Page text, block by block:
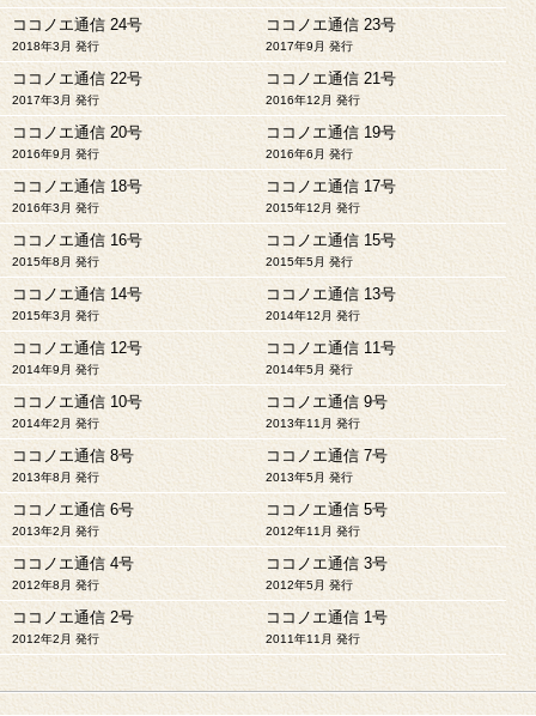
ココノエ通信 24号
2018年3月 発行
ココノエ通信 23号
2017年9月 発行
ココノエ通信 22号
2017年3月 発行
ココノエ通信 21号
2016年12月 発行
ココノエ通信 20号
2016年9月 発行
ココノエ通信 19号
2016年6月 発行
ココノエ通信 18号
2016年3月 発行
ココノエ通信 17号
2015年12月 発行
ココノエ通信 16号
2015年8月 発行
ココノエ通信 15号
2015年5月 発行
ココノエ通信 14号
2015年3月 発行
ココノエ通信 13号
2014年12月 発行
ココノエ通信 12号
2014年9月 発行
ココノエ通信 11号
2014年5月 発行
ココノエ通信 10号
2014年2月 発行
ココノエ通信 9号
2013年11月 発行
ココノエ通信 8号
2013年8月 発行
ココノエ通信 7号
2013年5月 発行
ココノエ通信 6号
2013年2月 発行
ココノエ通信 5号
2012年11月 発行
ココノエ通信 4号
2012年8月 発行
ココノエ通信 3号
2012年5月 発行
ココノエ通信 2号
2012年2月 発行
ココノエ通信 1号
2011年11月 発行